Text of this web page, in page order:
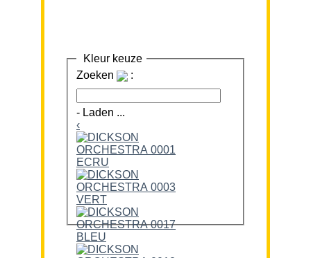
Kleur keuze
Zoeken
:
- Laden ...
‹